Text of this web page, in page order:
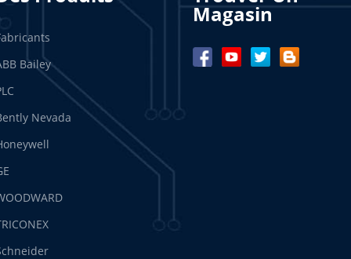
Bailey
Nevada
Magasin